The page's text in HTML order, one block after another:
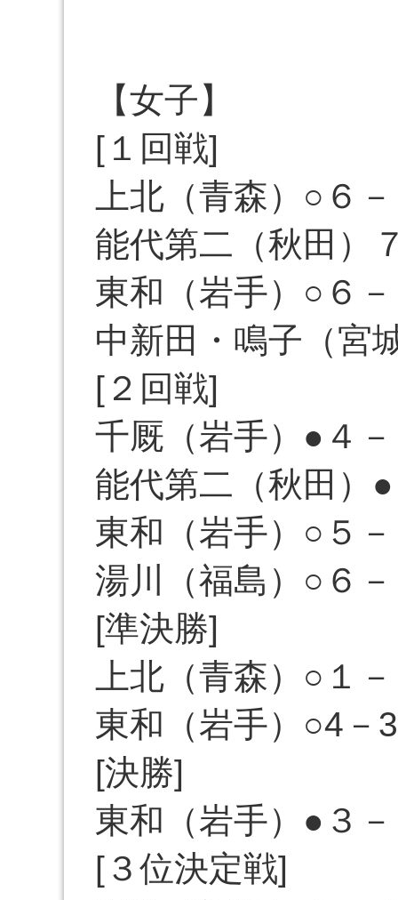
【女子】
[１回戦]
上北（青森）○６
能代第二（秋田）
東和（岩手）○６
中新田・鳴子（宮
[２回戦]
千厩（岩手）●４
能代第二（秋田）
東和（岩手）○５
湯川（福島）○６
[準決勝]
上北（青森）○１
東和（岩手）○4－
[決勝]
東和（岩手）●３
[３位決定戦]